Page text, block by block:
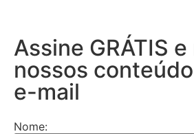
Assine GRÁTIS
nossos
e-mail
Nome: